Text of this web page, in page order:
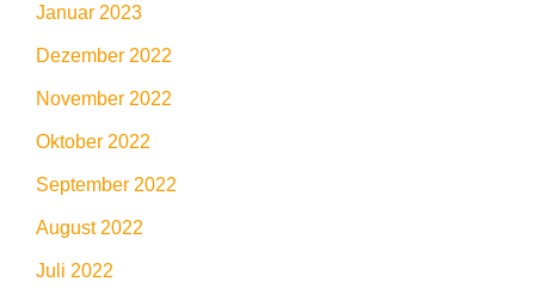
Januar 2023
Dezember 2022
November 2022
Oktober 2022
September 2022
August 2022
Juli 2022